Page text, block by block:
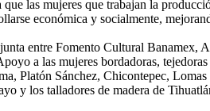
las mujeres que trabajan la
económica y socialmente,
entre Fomento Cultural Banamex,
a las mujeres bordadoras,
Platón Sánchez, Chicontepec,
y los talladores de madera de